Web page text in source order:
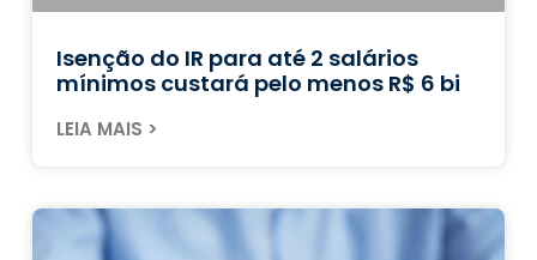
Isenção do IR para até 2 salários
mínimos custará pelo menos R$ 6 bi
LEIA MAIS >